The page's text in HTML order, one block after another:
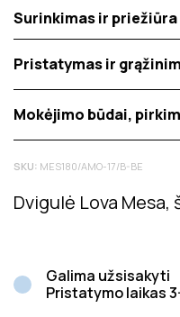
Surinkimas ir priežiūra
Pristatymas ir
Mokėjimo būdai,
SKU: MES180/AMO-17/B-BE
Dvigulė Lova Mesa,
Galima užsisakyti
Pristatymo laikas